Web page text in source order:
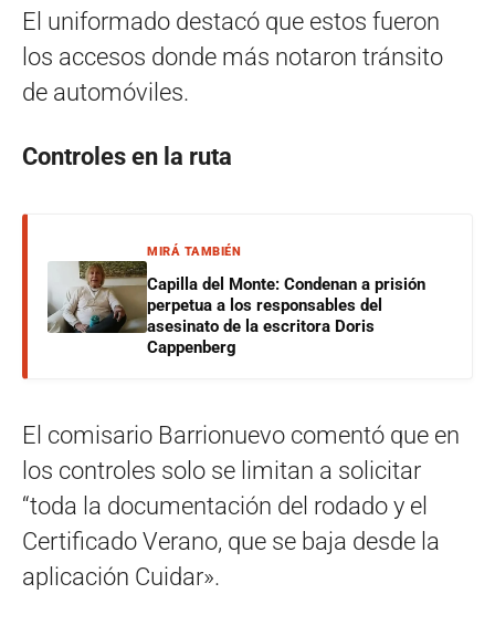
El uniformado destacó que estos fueron
los accesos donde más notaron tránsito
de automóviles.
Controles en la ruta
MIRÁ TAMBIÉN
Capilla del Monte: Condenan a prisión
perpetua a los responsables del
asesinato de la escritora Doris
Cappenberg
El comisario Barrionuevo comentó que en
los controles solo se limitan a solicitar
“toda la documentación del rodado y el
Certificado Verano, que se baja desde la
aplicación Cuidar».